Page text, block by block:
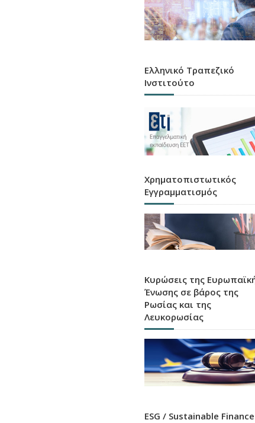
Ελληνικό Τραπεζικό
Ινστιτούτο
Χρηματοπιστωτικός
Εγγραμματισμός
Κυρώσεις της
Ένωσης σε βάρος της
Ρωσίας και της
Λευκορωσίας
ESG / Sustainable Finance